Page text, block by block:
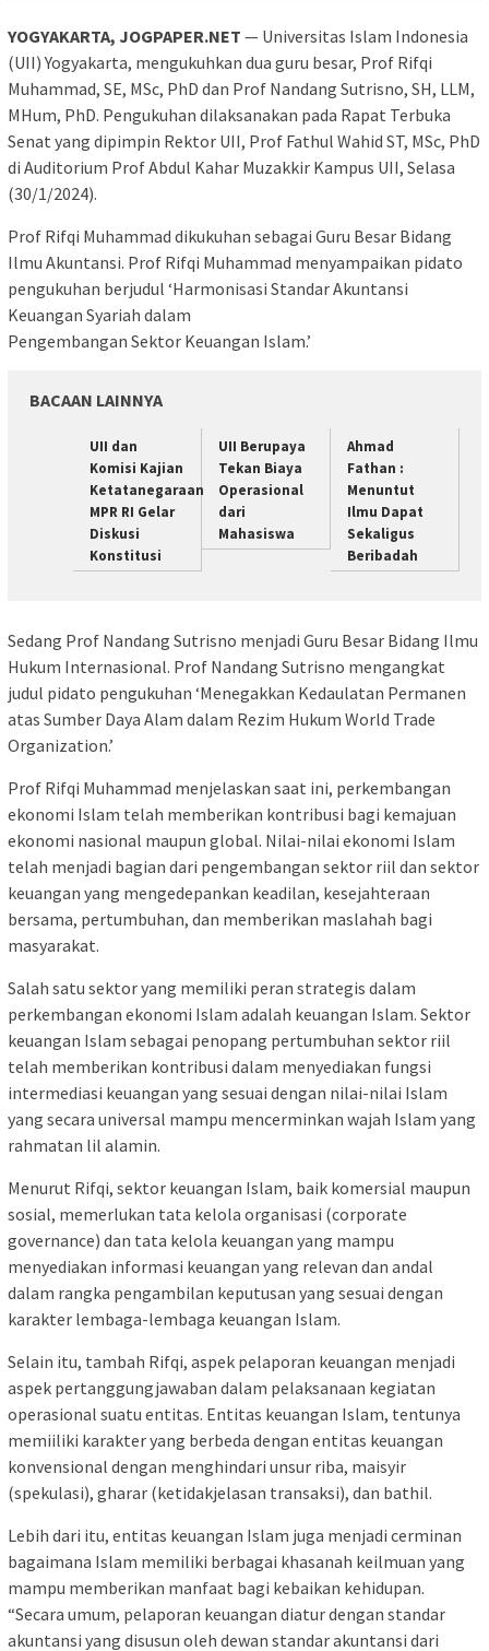
YOGYAKARTA, JOGPAPER.NET — Universitas Islam Indonesia
(UII) Yogyakarta, mengukuhkan dua guru besar, Prof Rifqi
Muhammad, SE, MSc, PhD dan Prof Nandang Sutrisno, SH, LLM,
MHum, PhD. Pengukuhan dilaksanakan pada Rapat Terbuka
Senat yang dipimpin Rektor UII, Prof Fathul Wahid ST, MSc, PhD
di Auditorium Prof Abdul Kahar Muzakkir Kampus UII, Selasa
(30/1/2024).
Prof Rifqi Muhammad dikukuhan sebagai Guru Besar Bidang
Ilmu Akuntansi. Prof Rifqi Muhammad menyampaikan pidato
pengukuhan berjudul ‘Harmonisasi Standar Akuntansi
Keuangan Syariah dalam
Pengembangan Sektor Keuangan Islam.’
BACAAN LAINNYA
UII dan
Komisi Kajian
Ketatanegaraan
MPR RI Gelar
Diskusi
Konstitusi
UII Berupaya
Tekan Biaya
Operasional
dari
Mahasiswa
Ahmad
Fathan :
Menuntut
Ilmu Dapat
Sekaligus
Beribadah
Sedang Prof Nandang Sutrisno menjadi Guru Besar Bidang Ilmu
Hukum Internasional. Prof Nandang Sutrisno mengangkat
judul pidato pengukuhan ‘Menegakkan Kedaulatan Permanen
atas Sumber Daya Alam dalam Rezim Hukum World Trade
Organization.’
Prof Rifqi Muhammad menjelaskan saat ini, perkembangan
ekonomi Islam telah memberikan kontribusi bagi kemajuan
ekonomi nasional maupun global. Nilai-nilai ekonomi Islam
telah menjadi bagian dari pengembangan sektor riil dan sektor
keuangan yang mengedepankan keadilan, kesejahteraan
bersama, pertumbuhan, dan memberikan maslahah bagi
masyarakat.
Salah satu sektor yang memiliki peran strategis dalam
perkembangan ekonomi Islam adalah keuangan Islam. Sektor
keuangan Islam sebagai penopang pertumbuhan sektor riil
telah memberikan kontribusi dalam menyediakan fungsi
intermediasi keuangan yang sesuai dengan nilai-nilai Islam
yang secara universal mampu mencerminkan wajah Islam yang
rahmatan lil alamin.
Menurut Rifqi, sektor keuangan Islam, baik komersial maupun
sosial, memerlukan tata kelola organisasi (corporate
governance) dan tata kelola keuangan yang mampu
menyediakan informasi keuangan yang relevan dan andal
dalam rangka pengambilan keputusan yang sesuai dengan
karakter lembaga-lembaga keuangan Islam.
Selain itu, tambah Rifqi, aspek pelaporan keuangan menjadi
aspek pertanggungjawaban dalam pelaksanaan kegiatan
operasional suatu entitas. Entitas keuangan Islam, tentunya
memiiliki karakter yang berbeda dengan entitas keuangan
konvensional dengan menghindari unsur riba, maisyir
(spekulasi), gharar (ketidakjelasan transaksi), dan bathil.
Lebih dari itu, entitas keuangan Islam juga menjadi cerminan
bagaimana Islam memiliki berbagai khasanah keilmuan yang
mampu memberikan manfaat bagi kebaikan kehidupan.
“Secara umum, pelaporan keuangan diatur dengan standar
akuntansi yang disusun oleh dewan standar akuntansi dari